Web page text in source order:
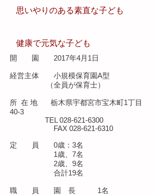
思いやりのある素直な子ども
健康で元気な子ども
開 園 2017年4月1日
経営主体 小規模保育園A型
（全員が保育士）
所 在 地 栃木県宇都宮市宝木町1丁目
40-3
TEL 028-621-6300
FAX 028-621-6310
​定 員 0歳：3名
1歳、7名
2歳、9名
合計19名
職 員 園 長 1名